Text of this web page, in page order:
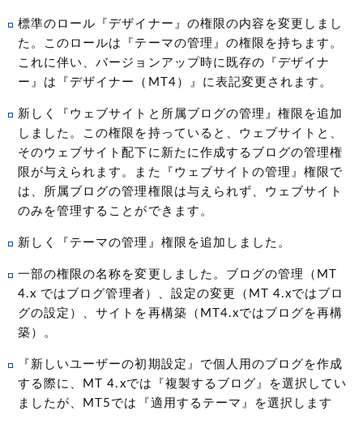
標準のロール『デザイナー』の権限の内容を変更しまし
た。このロールは『テーマの管理』の権限を持ちます。
これに伴い、バージョンアップ時に既存の『デザイナ
ー』は『デザイナー（MT4）』に表記変更されます。
新しく『ウェブサイトと所属ブログの管理』権限を追加
しました。この権限を持っていると、ウェブサイトと、
そのウェブサイト配下に新たに作成するブログの管理権
限が与えられます。また『ウェブサイトの管理』権限で
は、所属ブログの管理権限は与えられず、ウェブサイト
のみを管理することができます。
新しく『テーマの管理』権限を追加しました。
一部の権限の名称を変更しました。ブログの管理（MT
4.x ではブログ管理者）、設定の変更（MT 4.xではブロ
グの設定）、サイトを再構築（MT4.xではブログを再構
築）。
『新しいユーザーの初期設定』で個人用のブログを作成
する際に、MT 4.xでは『複製するブログ』を選択してい
ましたが、MT5では『適用するテーマ』を選択します